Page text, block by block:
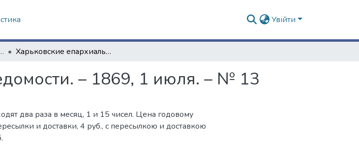
Увійти
(1867–1883 гг.) Харьковские епархиальные ведомости. – 1869, 1 июля. – № 13
– 1869, 1 июля. – № 13
два раза в месяц, 1 и 15 чисел. Цена годовому
и доставки, 4 руб., с пересылкою и доставкою